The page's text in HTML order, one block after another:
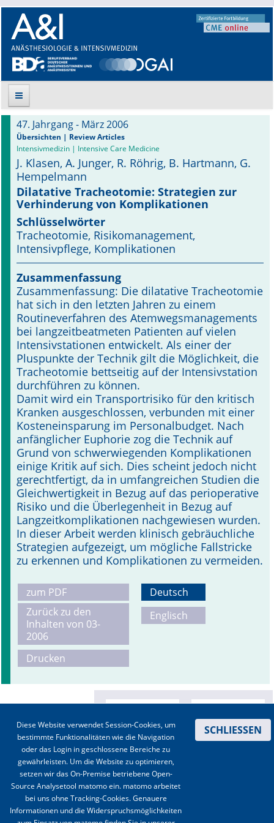
Suche
Aktuelle Ausgabe
Leitlinien
Archiv
Supplements
Supplements OrphanAnesthesia
Online First
A&I English
Mediadaten
Autoren-Service
Bestell-Service
Stellenmarkt
Kongresskalender
47. Jahrgang - März 2006
Übersichten | Review Articles
Intensivmedizin | Intensive Care Medicine
J. Klasen, A. Junger, R. Röhrig, B. Hartmann, G.
Hempelmann
Dilatative Tracheotomie: Strategien zur
Verhinderung von Komplikationen
Schlüsselwörter
Tracheotomie, Risikomanagement,
Intensivpflege, Komplikationen
Zusammenfassung
Zusammenfassung: Die dilatative Tracheotomie
hat sich in den letzten Jahren zu einem
Routineverfahren des Atemwegsmanagements
bei langzeitbeatmeten Patienten auf vielen
Intensivstationen entwickelt. Als einer der
Pluspunkte der Technik gilt die Möglichkeit, die
Tracheotomie bettseitig auf der Intensivstation
durchführen zu können.
Damit wird ein Transportrisiko für den kritisch
Kranken ausgeschlossen, verbunden mit einer
Kosteneinsparung im Personalbudget. Nach
anfänglicher Euphorie zog die Technik auf
Grund von schwerwiegenden Komplikationen
einige Kritik auf sich. Dies scheint jedoch nicht
gerechtfertigt, da in umfangreichen Studien die
Gleichwertigkeit in Bezug auf das perioperative
Risiko und die Überlegenheit in Bezug auf
Langzeitkomplikationen nachgewiesen wurden.
In dieser Arbeit werden klinisch gebräuchliche
Strategien aufgezeigt, um mögliche Fallstricke
zu erkennen und Komplikationen zu vermeiden.
zum PDF
Zurück zu den
Inhalten von 03-
2006
Drucken
Deutsch
Englisch
Diese Website verwendet Session-Cookies, um
bestimmte Funktionalitäten wie die Navigation
oder das Login in geschlossene Bereiche zu
gewährleisten. Um die Website zu optimieren,
setzen wir das On-Premise betriebene Open-
Source Analysetool matomo ein. matomo arbeitet
bei uns ohne Tracking-Cookies. Genauere
Informationen und die Widerspruchsmöglichkeiten
SCHLIESSEN